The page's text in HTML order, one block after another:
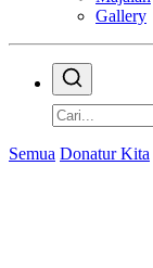
Gallery
Semua Donatur Kita